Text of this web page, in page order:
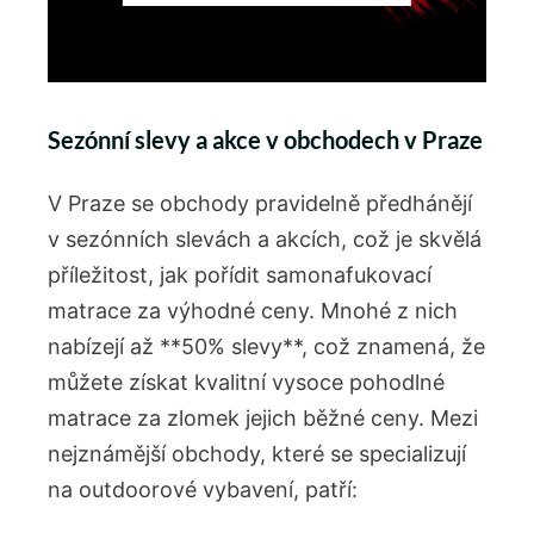
Sezónní slevy a akce v obchodech v Praze
V Praze se obchody pravidelně předhánějí
v sezónních slevách a akcích, což je skvělá
příležitost, jak pořídit samonafukovací
matrace za výhodné ceny. Mnohé z nich
nabízejí až **50% slevy**, což znamená, že
můžete získat kvalitní vysoce pohodlné
matrace za zlomek jejich běžné ceny. Mezi
nejznámější obchody, které se specializují
na outdoorové vybavení, patří: